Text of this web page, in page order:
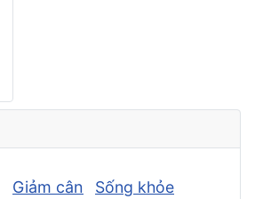
Giảm cân Sống khỏe